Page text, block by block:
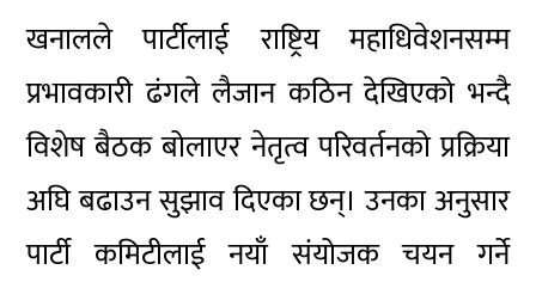
खनालले पार्टीलाई राष्ट्रिय महाधिवेशनसम्म
प्रभावकारी ढंगले लैजान कठिन देखिएको भन्दै
विशेष बैठक बोलाएर नेतृत्व परिवर्तनको प्रक्रिया
अघि बढाउन सुझाव दिएका छन्। उनका अनुसार
पार्टी कमिटीलाई नयाँ संयोजक चयन गर्ने